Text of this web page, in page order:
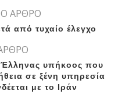
ΑΡΘΡΟ
από τυχαίο έλεγχο
Έλληνας υπήκοος που
σε ξένη υπηρεσία
με το Ιράν